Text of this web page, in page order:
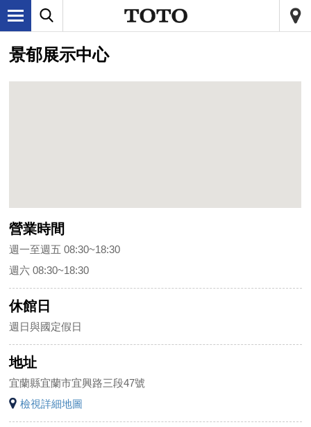
景郁展示中心
營業時間
週一至週五 08:30~18:30
週六 08:30~18:30
休館日
週日與國定假日
地址
宜蘭縣宜蘭市宜興路三段47號
檢視詳細地圖